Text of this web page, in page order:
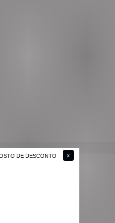
DE DESCONTO